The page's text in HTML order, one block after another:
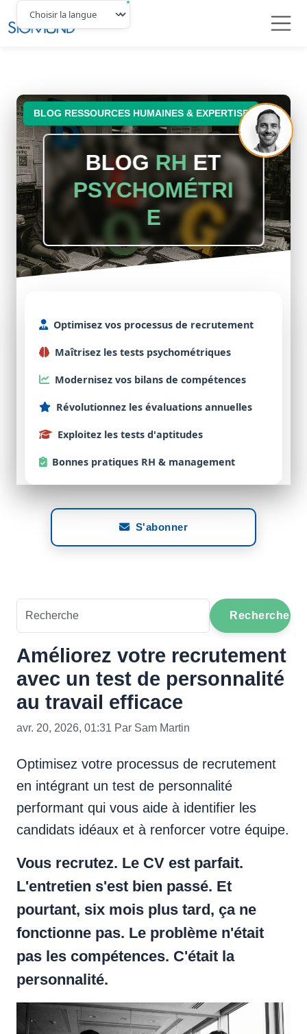
Navbar
BLOG RESSOURCES HUMAINES & EXPERTISE
BLOGRH ET
PSYCHOMÉTRI
E
Optimisez vos processus de recrutement
Maîtrisez les tests psychométriques
Modernisez vos bilans de compétences
Révolutionnez les évaluations annuelles
Exploitez les tests d'aptitudes
Bonnes pratiques RH & management
S'abonner
Recherche
Améliorez votre recrutement
avec un test de personnalité
au travail efficace
avr. 20, 2026, 01:31 Par Sam Martin
Optimisez votre processus de recrutement
en intégrant un test de personnalité
performant qui vous aide à identifier les
candidats idéaux et à renforcer votre équipe.
Vous recrutez. Le CV est parfait.
L'entretien s'est bien passé. Et
pourtant, six mois plus tard, ça ne
fonctionne pas. Le problème n'était
pas les compétences. C'était la
personnalité.